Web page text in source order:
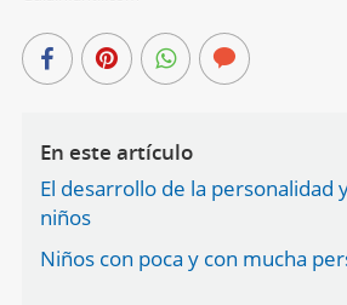
En este artículo
El desarrollo de la personalidad
niños
Niños con poca y con mucha